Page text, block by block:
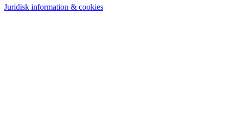
Juridisk information & cookies